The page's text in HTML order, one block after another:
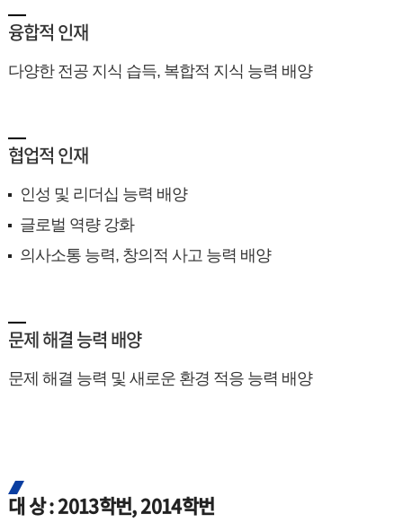
융합적 인재
다양한 전공 지식 습득, 복합적 지식 능력 배양
협업적 인재
인성 및 리더십 능력 배양
글로벌 역량 강화
의사소통 능력, 창의적 사고 능력 배양
문제 해결 능력 배양
문제 해결 능력 및 새로운 환경 적응 능력 배양
대 상 : 2013학번, 2014학번